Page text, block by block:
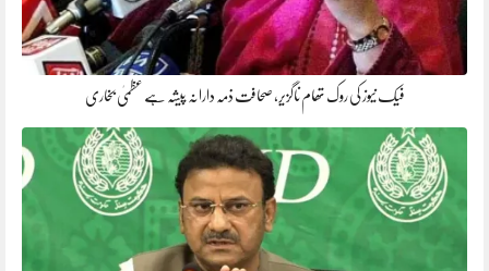
فیک نیوز کی روک تھام ناگزیر، صحافت ذمہ دارانہ پیشہ ہے عظمیٰ بخاری